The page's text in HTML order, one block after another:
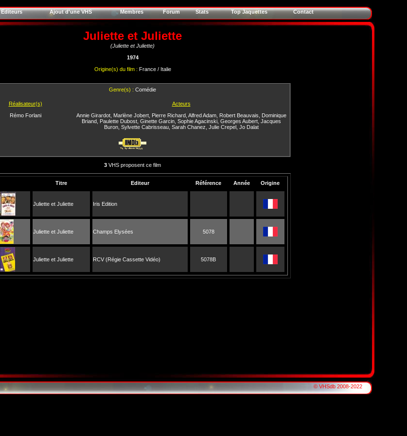
Editeurs Ajout d'une VHS Membres Forum Stats Top Jaquettes Contact
Juliette et Juliette
(Juliette et Juliette)
1974
Origine(s) du film : France / Italie
Genre(s) : Comédie
Réalisateur(s)
Rémo Forlani
Acteurs
Annie Girardot, Marlène Jobert, Pierre Richard, Alfred Adam, Robert Beauvais
Dominique
Briand, Paulette Dubost, Ginette Garcin, Sophie Agacinski, Georges Aubert, Jacques
Buron, Sylvette Cabrisseau, Sarah Chanez Julie Crepel, Jo Dalat
3 VHS proposent ce film
Titre Editeur Référence Année Origine
Juliette et Juliette Iris Edition
Juliette et Juliette Champs Elysées 5078
Juliette et Juliette RCV (Régie Cassette Vidéo) 5078B
© VHSdb 2008-2022